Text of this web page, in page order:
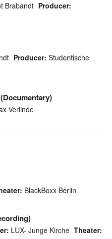
Brabandt Producer:
Producer: Studentische
(Documentary)
Verlinde
BlackBoxx Berlin
LUX- Junge Kirche Theater: